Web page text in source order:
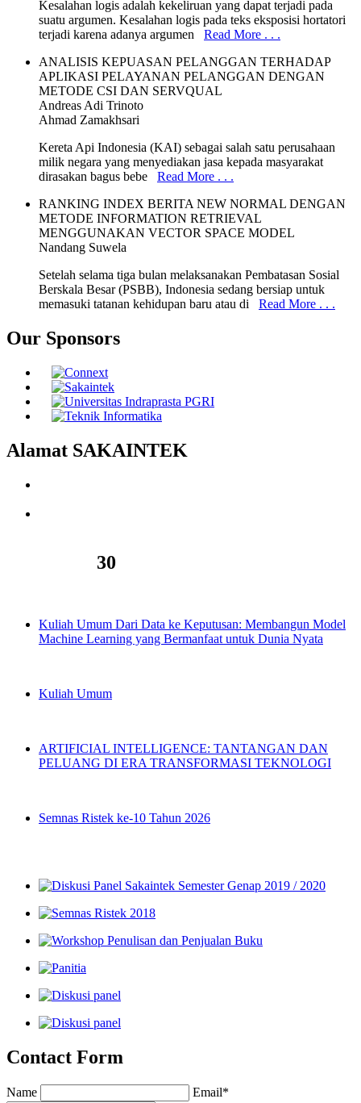
Kesalahan logis adalah kekeliruan yang dapat terjadi pada
suatu argumen. Kesalahan logis pada teks eksposisi hortatori
terjadi karena adanya argumen Read More . . .
ANALISIS KEPUASAN PELANGGAN TERHADAP
APLIKASI PELAYANAN PELANGGAN DENGAN
METODE CSI DAN SERVQUAL
Andreas Adi Trinoto
Ahmad Zamakhsari
Kereta Api Indonesia (KAI) sebagai salah satu perusahaan
milik negara yang menyediakan jasa kepada masyarakat
dirasakan bagus bebe Read More . . .
RANKING INDEX BERITA NEW NORMAL DENGAN
METODE INFORMATION RETRIEVAL
MENGGUNAKAN VECTOR SPACE MODEL
Nandang Suwela
Setelah selama tiga bulan melaksanakan Pembatasan Sosial
Berskala Besar (PSBB), Indonesia sedang bersiap untuk
memasuki tatanan kehidupan baru atau di Read More . . .
Our Sponsors
Alamat SAKAINTEK
30
Kuliah Umum Dari Data ke Keputusan: Membangun Model
Machine Learning yang Bermanfaat untuk Dunia Nyata
Kuliah Umum
ARTIFICIAL INTELLIGENCE: TANTANGAN DAN
PELUANG DI ERA TRANSFORMASI TEKNOLOGI
Semnas Ristek ke-10 Tahun 2026
Contact Form
Name
Email*